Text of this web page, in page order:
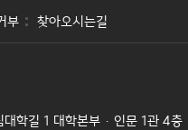
부 찾아오시는길
학길 1 대학본부 · 인문 1관 4층